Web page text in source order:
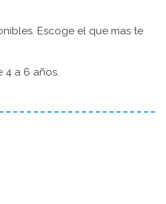
Escoge el que mas te
4 a 6 años.